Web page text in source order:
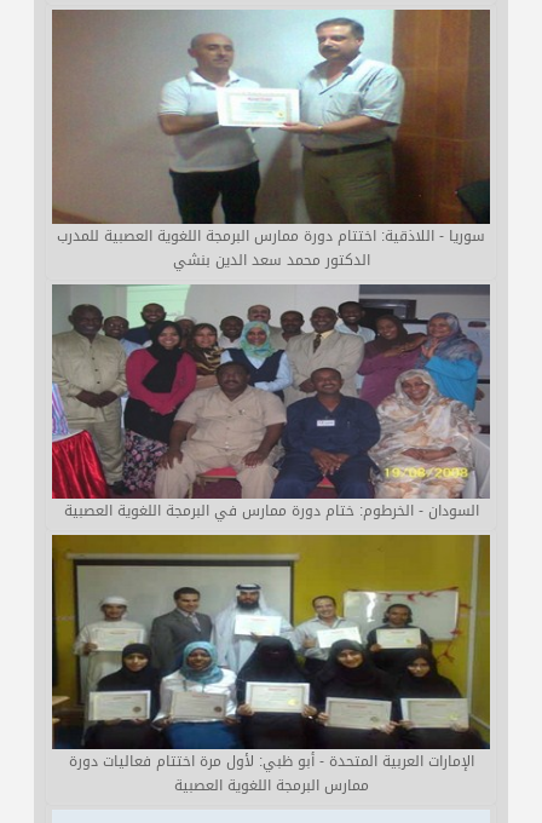
سوريا - اللاذقية: اختتام دورة ممارس البرمجة اللغوية العصبية للمدرب
الدكتور محمد سعد الدين بنشي
السودان - الخرطوم: ختام دورة ممارس في البرمجة اللغوية العصبية
الإمارات العربية المتحدة - أبو ظبي: لأول مرة اختتام فعاليات دورة
ممارس البرمجة اللغوية العصبية